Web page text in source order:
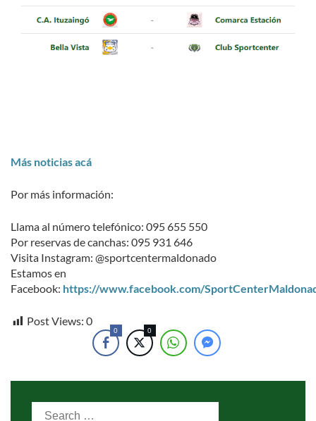
Más noticias acá
Por más información:
Llama al número telefónico: 095 655 550
Por reservas de canchas: 095 931 646
Visita Instagram: @sportcentermaldonado
Estamos en
Facebook: https://www.facebook.com/
Post Views: 0
0 0
Search